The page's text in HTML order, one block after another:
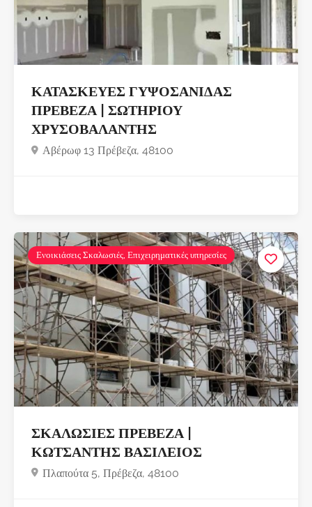
ΚΑΤΑΣΚΕΥΕΣ ΓΥΨΟΣΑΝΙΔΑΣ
ΠΡΕΒΕΖΑ | ΣΩΤΗΡΙΟΥ
ΧΡΥΣΟΒΑΛΑΝΤΗΣ
Αβέρωφ 13 Πρέβεζα, 48100
Ενοικιάσεις Σκαλωσιές, Επιχειρηματικές υπηρεσίες
ΣΚΑΛΩΣΙΕΣ ΠΡΕΒΕΖΑ |
ΚΩΤΣΑΝΤΗΣ ΒΑΣΙΛΕΙΟΣ
Πλαπούτα 5, Πρέβεζα, 48100